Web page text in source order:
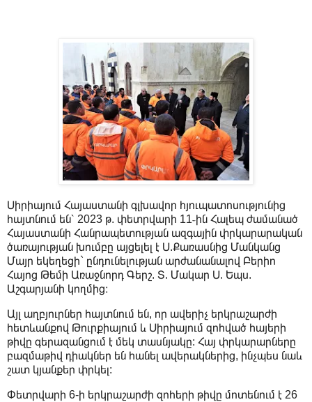
Սիրիայում Հայաստանի գլխավոր հյուպատոսությունից
հայտնում են՝ 2023 թ. փետրվարի 11֊ին Հալեպ ժամանած
Հայաստանի Հանրապետության ազգային փրկարարական
ծառայության խումբը այցելել է Ս.Քառասնից Մանկանց
Մայր եկեղեցի` ընդունելության արժանանալով Բերիո
Հայոց Թեմի Առաջնորդ Գերշ. Տ. Մակար Ս. Եպս.
Աշգարյանի կողմից։
Այլ աղբյուրներ հայտնում են, որ ավերիչ երկրաշարժի
հետևանքով Թուրքիայում և Սիրիայում զոհված հայերի
թիվը գերազանցում է մեկ տասնյակը: Հայ փրկարարները
բազմաթիվ դիակներ են հանել ավերակներից, ինչպես նաև
շատ կյանքեր փրկել:
Փետրվարի 6-ի երկրաշարժի զոհերի թիվը մոտենում է 26